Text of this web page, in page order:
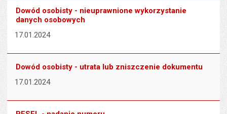
Dowód osobisty - nieuprawnione wykorzystanie
danych osobowych
17.01.2024
Dowód osobisty - utrata lub zniszczenie dokumentu
17.01.2024